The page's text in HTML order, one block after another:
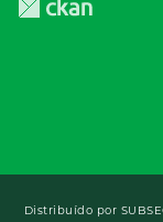
Distribuído por